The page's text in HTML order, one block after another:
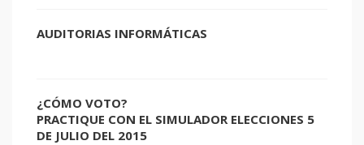
AUDITORIAS INFORMÁTICAS
¿CÓMO VOTO?
PRACTIQUE CON EL SIMULADOR ELECCIONES 5
DE JULIO DEL 2015